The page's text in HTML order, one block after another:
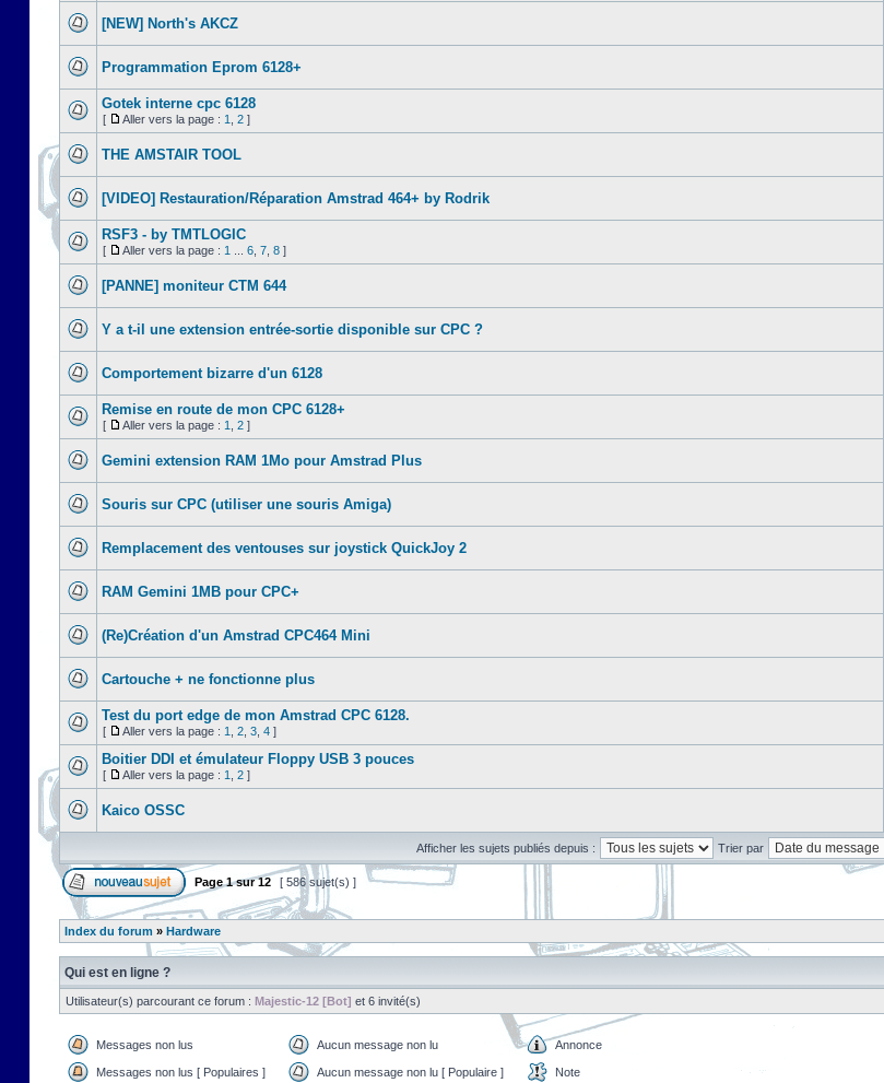
[NEW] North's AKCZ
Programmation Eprom 6128+
Gotek interne cpc 6128
[ Aller vers la page : 1 2 ]
THE AMSTAIR TOOL
[VIDEO] Restauration/Réparation Amstrad 464+ by Rodrik
RSF3 - by TMTLOGIC
[ Aller vers la page : 1 6 7 8 ]
[PANNE] moniteur CTM 644
Y a t-il une extension entrée-sortie disponible sur CPC ?
Comportement bizarre d'un 6128
Remise en route de mon CPC 6128+
[ Aller vers la page : 1 2 ]
Gemini extension RAM 1Mo pour Amstrad Plus
Souris sur CPC (utiliser une souris Amiga)
Remplacement des ventouses sur joystick QuickJoy 2
RAM Gemini 1MB pour CPC+
(Re)Création d'un Amstrad CPC464 Mini
Cartouche + ne fonctionne plus
Test du port edge de mon Amstrad CPC 6128.
[ Aller vers la page : 1 2 3 4 ]
Boitier DDI et émulateur Floppy USB 3 pouces
[ Aller vers la page : 1 2 ]
Kaico OSSC
Afficher les sujets publiés depuis : Trier par
Page1sur12 [ 586 sujet(s) ]
Index du forum » Hardware
Qui est en ligne ?
Utilisateur(s) parcourant ce forum : Majestic-12 [Bot] et 6 invité(s)
Messages non lus Aucun message non lu Annonce
Messages non lus [ Populaires ] Aucun message non lu [ Populaire ] Note